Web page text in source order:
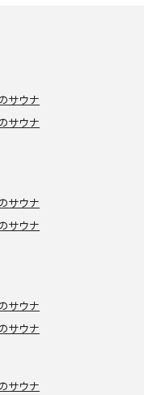
サウナ
サウナ
サウナ
サウナ
サウナ
サウナ
サウナ